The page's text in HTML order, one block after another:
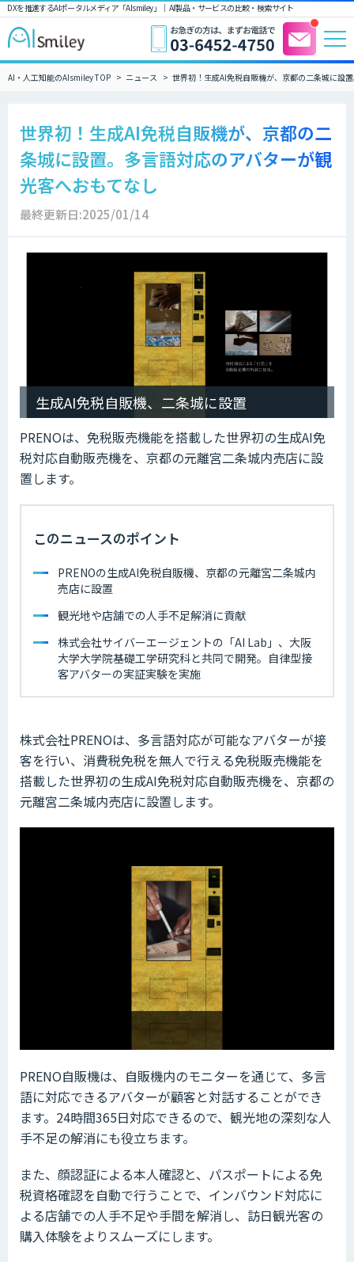
DXを推進するAIポータルメディア「AIsmiley」｜ AI製品・サービスの比較・検索サイト
AI・人工知能のAIsmiley TOP ニュース 世界初！生成AI免税自販機が、京都の二条城に設
世界初！生成AI免税自販機が、京都の二
条城に設置。多言語対応のアバターが観
光客へおもてなし
最終更新日:2025/01/14
生成AI免税自販機、二条城に設置
PRENOは、免税販売機能を搭載した世界初の生成AI免
税対応自動販売機を、京都の元離宮二条城内売店に設
置します。
このニュースのポイント
PRENOの生成AI免税自販機、京都の元離宮二条城内
売店に設置
観光地や店舗での人手不足解消に貢献
株式会社サイバーエージェントの「AI Lab」、大阪
大学大学院基礎工学研究科と共同で開発。自律型接
客アバターの実証実験を実施
株式会社PRENOは、多言語対応が可能なアバターが接
客を行い、消費税免税を無人で行える免税販売機能を
搭載した世界初の生成AI免税対応自動販売機を、京都の
元離宮二条城内売店に設置します。
PRENO自販機は、自販機内のモニターを通じて、多言
語に対応できるアバターが顧客と対話することができ
ます。24時間365日対応できるので、観光地の深刻な人
手不足の解消にも役立ちます。
また、顔認証による本人確認と、パスポートによる免
税資格確認を自動で行うことで、インバウンド対応に
よる店舗での人手不足や手間を解消し、訪日観光客の
購入体験をよりスムーズにします。